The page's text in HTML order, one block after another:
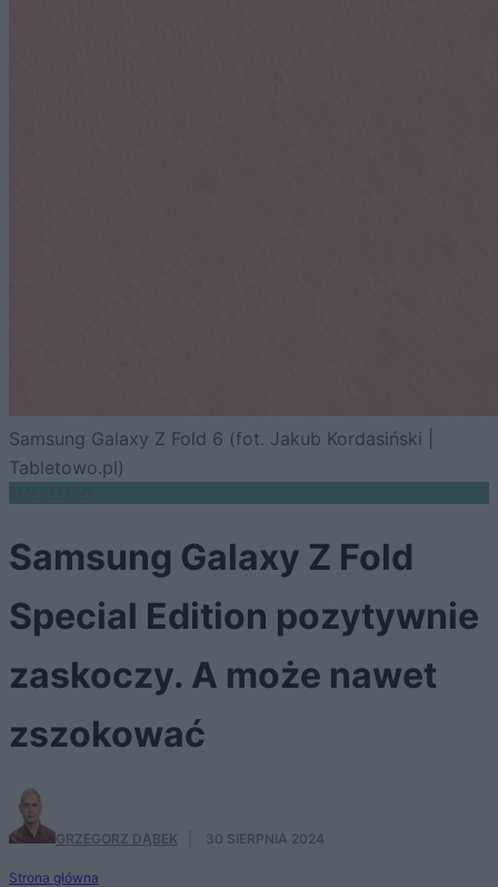
Samsung Galaxy Z Fold 6 (fot. Jakub Kordasiński |
Tabletowo.pl)
Samsung Galaxy Z Fold
Special Edition pozytywnie
zaskoczy. A może nawet
zszokować
GRZEGORZ DĄBEK 30 SIERPNIA 2024
Strona główna